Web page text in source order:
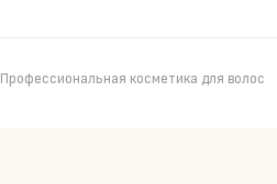
Профессиональная косметика для волос